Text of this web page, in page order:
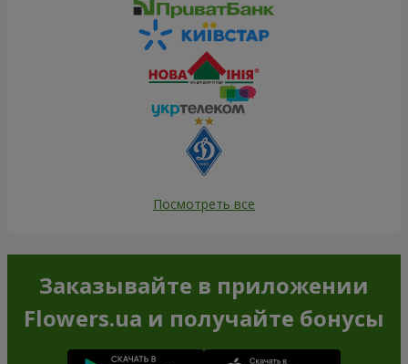
Посмотреть все
Заказывайте в приложении
Flowers.ua и получайте бонусы